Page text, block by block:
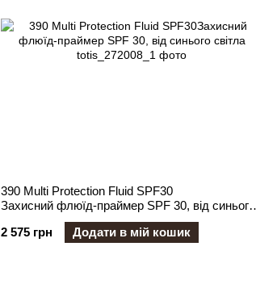
390 Multi Protection Fluid SPF30
Захисний флюїд-праймер SPF 30, від синього
2 575 грн
Додати в мій кошик